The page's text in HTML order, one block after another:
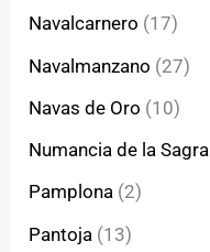
Navalcarnero (17)
Navalmanzano (27)
Navas de Oro (10)
Numancia de la Sagra
Pamplona (2)
Pantoja (13)